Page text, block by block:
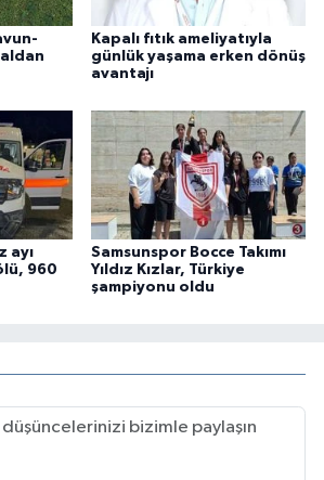
Kapalı fıtık ameliyatıyla
günlük yaşama erken dönüş
avantajı
ayı
960
Samsunspor Bocce Takımı
Yıldız Kızlar, Türkiye
şampiyonu oldu